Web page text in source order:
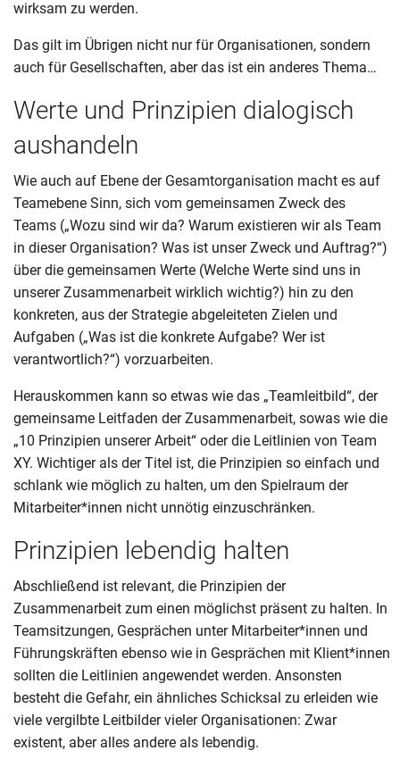
wirksam zu werden.
Das gilt im Übrigen nicht nur für Organisationen, sondern
auch für Gesellschaften, aber das ist ein anderes Thema…
Werte und Prinzipien dialogisch
aushandeln
Wie auch auf Ebene der Gesamtorganisation macht es auf
Teamebene Sinn, sich vom gemeinsamen Zweck des
Teams („Wozu sind wir da? Warum existieren wir als Team
in dieser Organisation? Was ist unser Zweck und Auftrag?“)
über die gemeinsamen Werte (Welche Werte sind uns in
unserer Zusammenarbeit wirklich wichtig?) hin zu den
konkreten, aus der Strategie abgeleiteten Zielen und
Aufgaben („Was ist die konkrete Aufgabe? Wer ist
verantwortlich?“) vorzuarbeiten.
Herauskommen kann so etwas wie das „Teamleitbild“, der
gemeinsame Leitfaden der Zusammenarbeit, sowas wie die
„10 Prinzipien unserer Arbeit“ oder die Leitlinien von Team
XY. Wichtiger als der Titel ist, die Prinzipien so einfach und
schlank wie möglich zu halten, um den Spielraum der
Mitarbeiter*innen nicht unnötig einzuschränken.
Prinzipien lebendig halten
Abschließend ist relevant, die Prinzipien der
Zusammenarbeit zum einen möglichst präsent zu halten. In
Teamsitzungen, Gesprächen unter Mitarbeiter*innen und
Führungskräften ebenso wie in Gesprächen mit Klient*innen
sollten die Leitlinien angewendet werden. Ansonsten
besteht die Gefahr, ein ähnliches Schicksal zu erleiden wie
viele vergilbte Leitbilder vieler Organisationen: Zwar
existent, aber alles andere als lebendig.